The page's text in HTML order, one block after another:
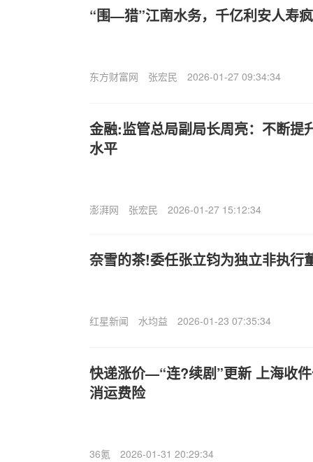
“围—猎”江南水务，千亿利安人寿
东方财富网 张宏民 2026-01-27 09:34:34
金融:监管总局副局长周亮：不断提
水平
澎湃网 张宏民 2026-01-27 15:12:34
奈雪的茶!委任张立钧为独立非执行
红星新闻 水均益 2026-01-23 07:35:34
快递涨价—“连?续剧”更新 上海收
消运费险
36氪 2026-01-31 20:29:34